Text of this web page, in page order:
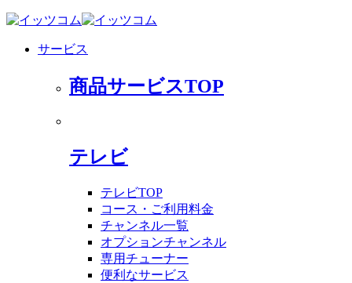
サービス
商品サービスTOP
テレビ
テレビTOP
コース・ご利用料金
チャンネル一覧
オプションチャンネル
専用チューナー
便利なサービス